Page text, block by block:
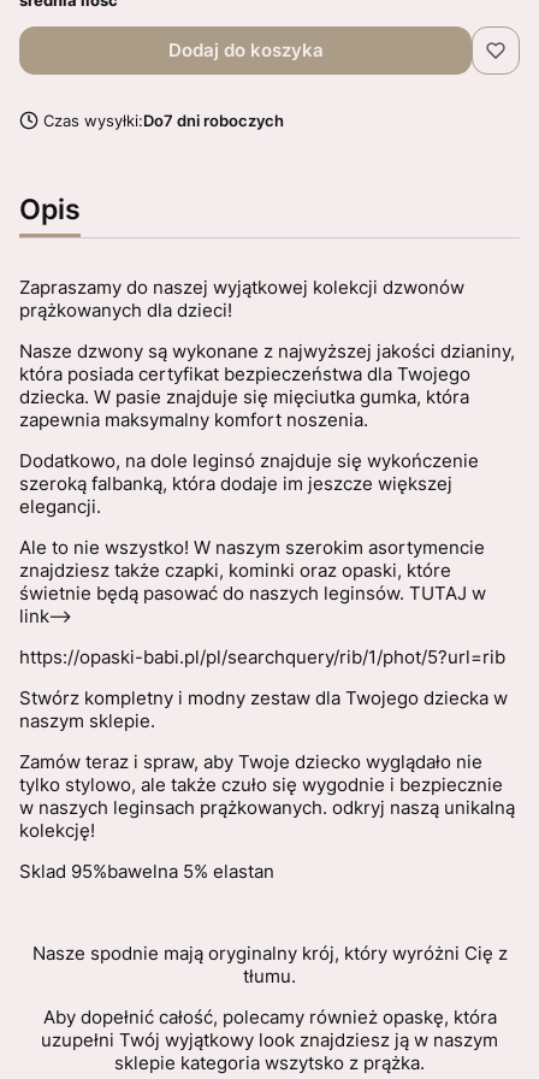
Dodaj do koszyka
Czas wysyłki:Do7 dni roboczych
Opis
Zapraszamy do naszej wyjątkowej kolekcji dzwonów
prążkowanych dla dzieci!
Nasze dzwony są wykonane z najwyższej jakości dzianiny,
która posiada certyfikat bezpieczeństwa dla Twojego
dziecka. W pasie znajduje się mięciutka gumka, która
zapewnia maksymalny komfort noszenia.
Dodatkowo, na dole leginsó znajduje się wykończenie
szeroką falbanką, która dodaje im jeszcze większej
elegancji.
Ale to nie wszystko! W naszym szerokim asortymencie
znajdziesz także czapki, kominki oraz opaski, które
świetnie będą pasować do naszych leginsów. TUTAJ w
link-->
https://opaski-babi.pl/pl/searchquery/rib/1/phot/5?url=rib
Stwórz kompletny i modny zestaw dla Twojego dziecka w
naszym sklepie.
Zamów teraz i spraw, aby Twoje dziecko wyglądało nie
tylko stylowo, ale także czuło się wygodnie i bezpiecznie
w naszych leginsach prążkowanych. odkryj naszą unikalną
kolekcję!
Sklad 95%bawelna 5% elastan
Nasze spodnie mają oryginalny krój, który wyróżni Cię z
tłumu.
Aby dopełnić całość, polecamy również opaskę, która
uzupełni Twój wyjątkowy look znajdziesz ją w naszym
sklepie kategoria wszytsko z prążka.